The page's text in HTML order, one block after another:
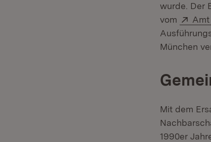
wurde. Der
vom
München
Mit dem
1990er